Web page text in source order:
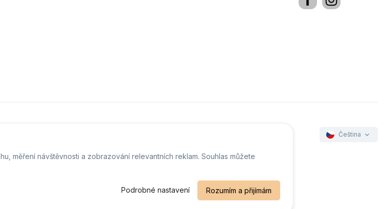
měření návštěvnosti a zobrazování relevantních reklam. Souhlas můžete
Podrobné nastavení Rozumím a přijímám
Čeština